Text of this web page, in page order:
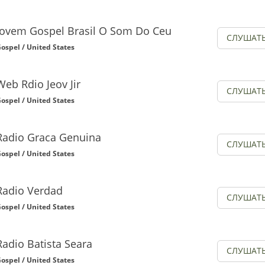
Gospel Brasil O Som Do Ceu
/ United States
Rdio Jeov Jir
/ United States
Graca Genuina
/ United States
Verdad
/ United States
Batista Seara
/ United States